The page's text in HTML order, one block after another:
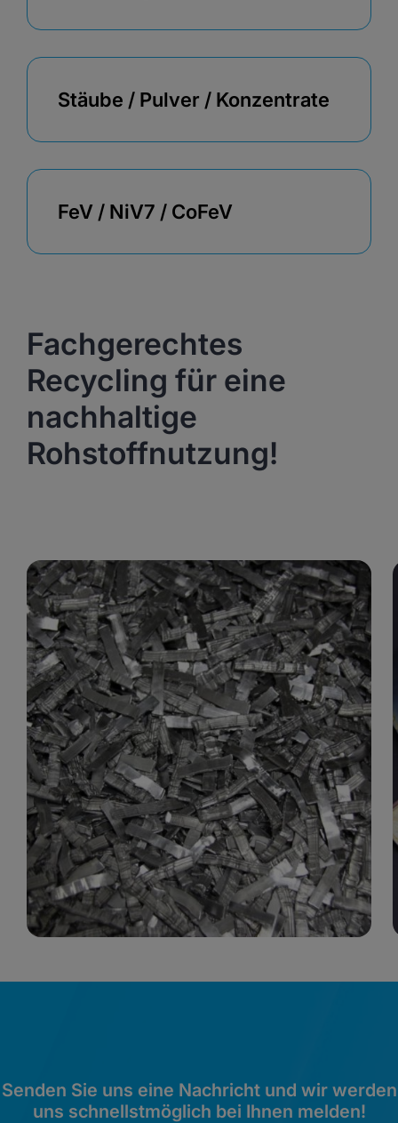
Stäube / Pulver / Konzentrate
FeV / NiV7 / CoFeV
Fachgerechtes
Recycling für eine
nachhaltige
Rohstoffnutzung!
Senden Sie uns eine Nachricht und wir werden
uns schnellstmöglich bei Ihnen melden!